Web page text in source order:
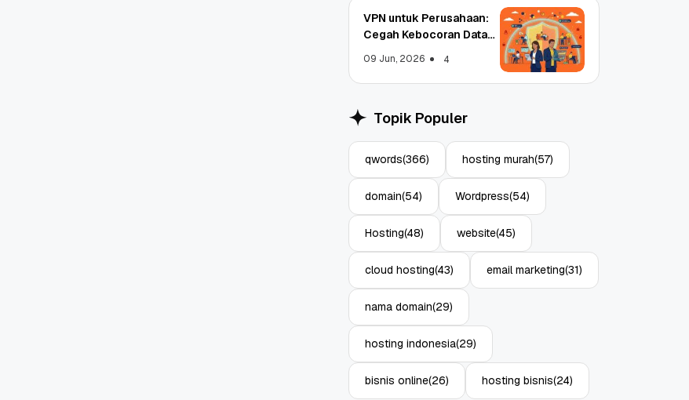
Aplikasi: Atasi Limitasi
11 Jun, 2026 4
VPN untuk Perusahaan:
Cegah Kebocoran Data
09 Jun, 2026 4
Topik Populer
qwords(366) hosting murah(57)
domain(54) Wordpress(54)
Hosting(48) website(45)
cloud hosting(43) email marketing(31)
nama domain(29)
hosting indonesia(29)
bisnis online(26) hosting bisnis(24)